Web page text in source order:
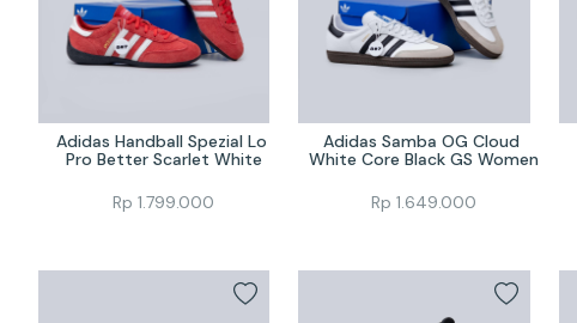
Adidas Handball Spezial Lo
Pro Better Scarlet White
Rp1.799.000
Adidas Samba OG Cloud
White Core Black GS Women
Rp 1.649.000